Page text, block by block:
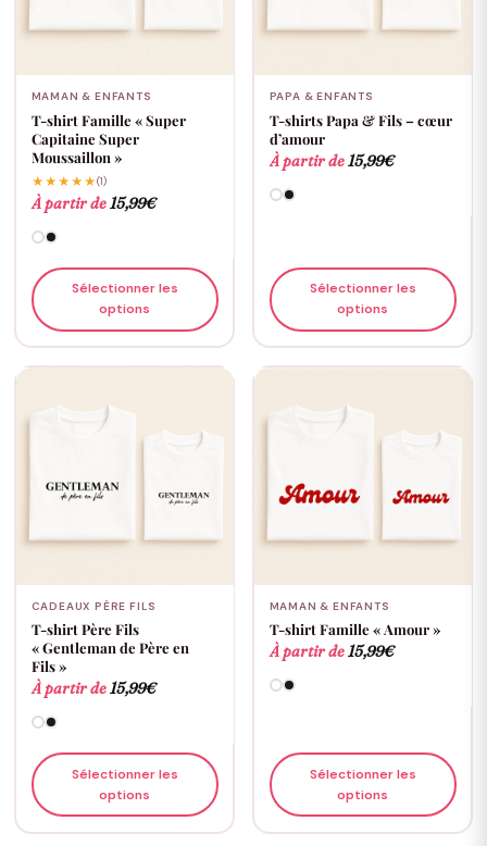
MAMAN & ENFANTS
T-shirt Famille « Super
Capitaine Super
Moussaillon »
★★★★★(1)
À partir de15,99€
Sélectionner les
options
PAPA & ENFANTS
T-shirts Papa & Fils – cœur
d’amour
À partir de15,99€
Sélectionner les
options
CADEAUX PÈRE FILS
T-shirt Père Fils
« Gentleman de Père en
Fils »
À partir de15,99€
Sélectionner les
options
MAMAN & ENFANTS
T-shirt Famille « Amour »
À partir de15,99€
Sélectionner les
options